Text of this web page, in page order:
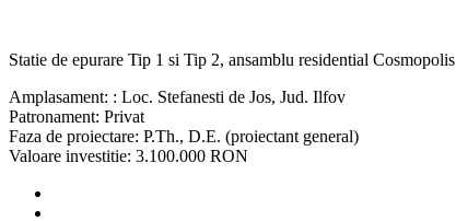
Statie de epurare Tip 1 si Tip 2, ansamblu residential Cosmopolis
Amplasament: : Loc. Stefanesti de Jos, Jud. Ilfov
Patronament: Privat
Faza de proiectare: P.Th., D.E. (proiectant general)
Valoare investitie: 3.100.000 RON